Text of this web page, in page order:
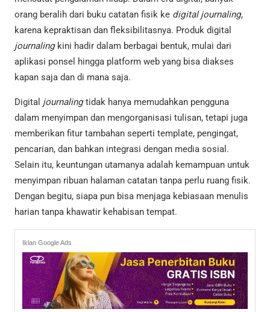
orang beralih dari buku catatan fisik ke digital journaling,
karena kepraktisan dan fleksibilitasnya. Produk digital
journalingkini hadir dalam berbagai bentuk, mulai dari
aplikasi ponsel hingga platform web yang bisa diakses
kapan saja dan di mana saja.
Digital journalingtidak hanya memudahkan pengguna
dalam menyimpan dan mengorganisasi tulisan, tetapi juga
memberikan fitur tambahan seperti template, pengingat,
pencarian, dan bahkan integrasi dengan media sosial.
Selain itu, keuntungan utamanya adalah kemampuan untuk
menyimpan ribuan halaman catatan tanpa perlu ruang fisik.
Dengan begitu, siapa pun bisa menjaga kebiasaan menulis
harian tanpa khawatir kehabisan tempat.
Iklan Google Ads